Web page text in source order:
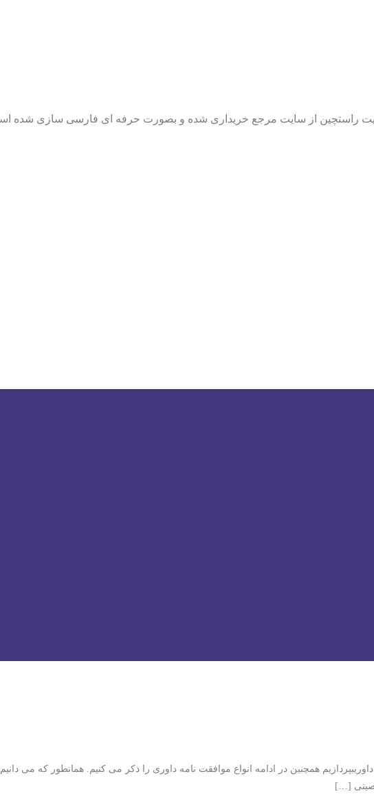
سایت راستچین از سایت مرجع خریداری شده و بصورت حرفه ای فارسی سازی شده
همچنین در ادامه انواع موافقت نامه داوری را ذکر می کنیم. همانطور که می
[…]